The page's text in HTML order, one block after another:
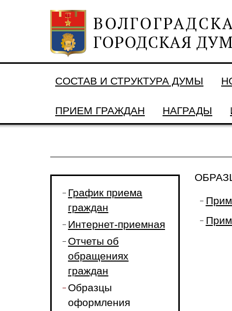
СОСТАВ И СТРУКТУРА ДУМЫ
ПРИЕМ ГРАЖДАН НАГРАДЫ
График приема
граждан
Интернет-приемная
Отчеты об
обращениях
граждан
Образцы
оформления